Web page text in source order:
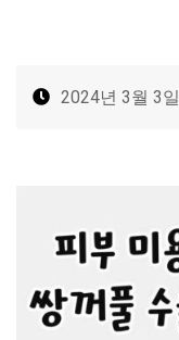
2024년 3월 3일